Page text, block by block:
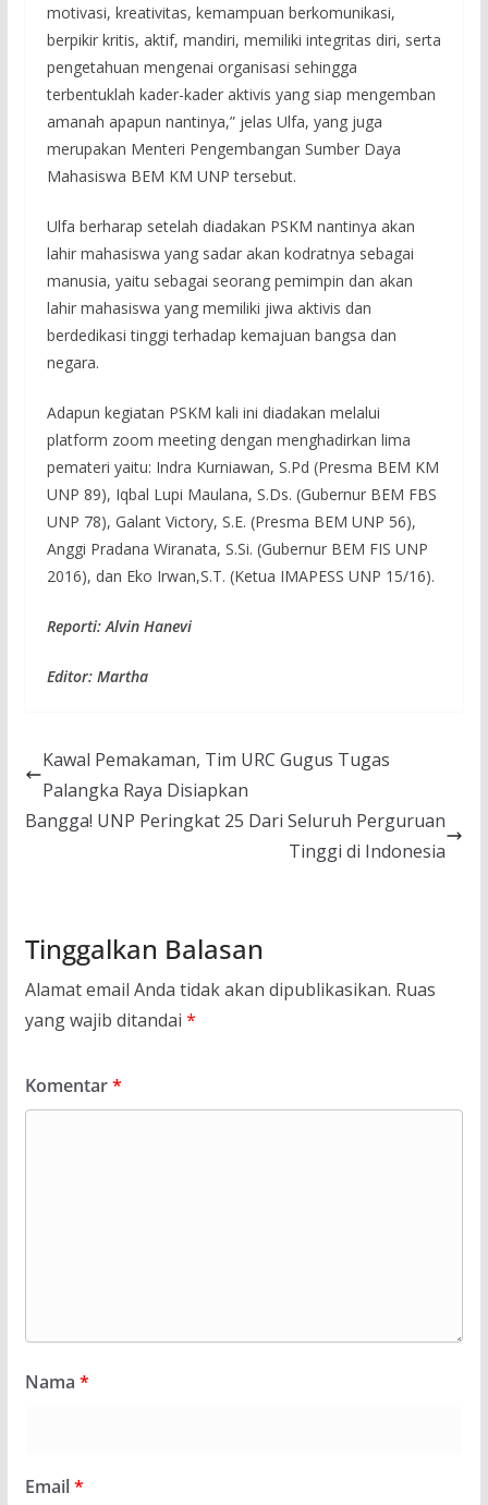
motivasi, kreativitas, kemampuan berkomunikasi,
berpikir kritis, aktif, mandiri, memiliki integritas diri, serta
pengetahuan mengenai organisasi sehingga
terbentuklah kader-kader aktivis yang siap mengemban
amanah apapun nantinya,” jelas Ulfa, yang juga
merupakan Menteri Pengembangan Sumber Daya
Mahasiswa BEM KM UNP tersebut.
Ulfa berharap setelah diadakan PSKM nantinya akan
lahir mahasiswa yang sadar akan kodratnya sebagai
manusia, yaitu sebagai seorang pemimpin dan akan
lahir mahasiswa yang memiliki jiwa aktivis dan
berdedikasi tinggi terhadap kemajuan bangsa dan
negara.
Adapun kegiatan PSKM kali ini diadakan melalui
platform zoom meeting dengan menghadirkan lima
pemateri yaitu: Indra Kurniawan, S.Pd (Presma BEM KM
UNP 89), Iqbal Lupi Maulana, S.Ds. (Gubernur BEM FBS
UNP 78), Galant Victory, S.E. (Presma BEM UNP 56),
Anggi Pradana Wiranata, S.Si. (Gubernur BEM FIS UNP
2016), dan Eko Irwan,S.T. (Ketua IMAPESS UNP 15/16).
Reporti: Alvin Hanevi
Editor: Martha
Kawal Pemakaman, Tim URC Gugus Tugas
Palangka Raya Disiapkan
Bangga! UNP Peringkat 25 Dari Seluruh Perguruan
Tinggi di Indonesia
Tinggalkan Balasan
Alamat email Anda tidak akan dipublikasikan. Ruas
yang wajib ditandai *
Komentar*
Nama *
Email*